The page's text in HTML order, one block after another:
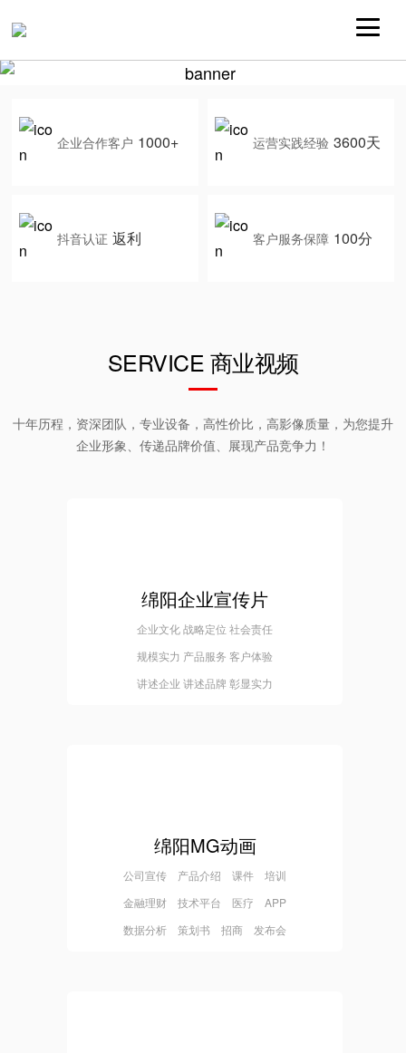
企业合作客户 1000+ 运营实践经验 3600天
抖音认证 返利 客户服务保障 100分
SERVICE 商业视频
十年历程，资深团队，专业设备，高性价比，高影像质量，为您提升
企业形象、传递品牌价值、展现产品竞争力！
绵阳企业宣传片
企业文化 战略定位 社会责任
规模实力 产品服务 客户体验
讲述企业 讲述品牌 彰显实力
绵阳MG动画
公司宣传 产品介绍 课件 培训
金融理财 技术平台 医疗 APP
数据分析 策划书 招商 发布会